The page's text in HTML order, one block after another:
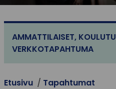
AMMATTILAISET,
VERKKOTAPAHTUMA
Etusivu Tapahtumat